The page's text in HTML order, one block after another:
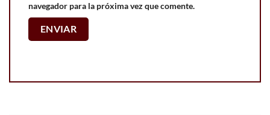
navegador para la próxima vez que comente.